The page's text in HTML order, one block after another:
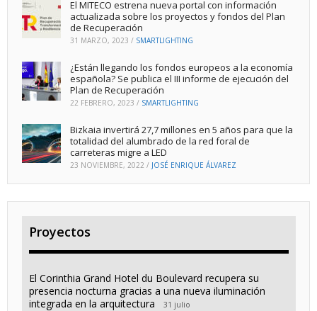
El MITECO estrena nueva portal con información
actualizada sobre los proyectos y fondos del Plan
de Recuperación
31 MARZO, 2023 / SMARTLIGHTING
¿Están llegando los fondos europeos a la economía
española? Se publica el III informe de ejecución del
Plan de Recuperación
22 FEBRERO, 2023 / SMARTLIGHTING
Bizkaia invertirá 27,7 millones en 5 años para que la
totalidad del alumbrado de la red foral de
carreteras migre a LED
23 NOVIEMBRE, 2022 / JOSÉ ENRIQUE ÁLVAREZ
Proyectos
El Corinthia Grand Hotel du Boulevard recupera su
presencia nocturna gracias a una nueva iluminación
integrada en la arquitectura
31 julio